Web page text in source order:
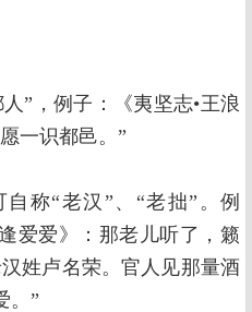
”，例子：《夷坚志•王浪
一识都邑。”
称“老汉”、“老拙”。例
爱爱》：那老儿听了，籁
姓卢名荣。官人见那量酒
。”